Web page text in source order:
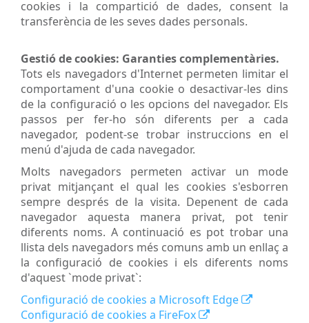
cookies i la compartició de dades, consent la
transferència de les seves dades personals.
Gestió de cookies: Garanties complementàries.
Tots els navegadors d'Internet permeten limitar el
comportament d'una cookie o desactivar-les dins
de la configuració o les opcions del navegador. Els
passos per fer-ho són diferents per a cada
navegador, podent-se trobar instruccions en el
menú d'ajuda de cada navegador.
Molts navegadors permeten activar un mode
privat mitjançant el qual les cookies s'esborren
sempre després de la visita. Depenent de cada
navegador aquesta manera privat, pot tenir
diferents noms. A continuació es pot trobar una
llista dels navegadors més comuns amb un enllaç a
la configuració de cookies i els diferents noms
d'aquest `mode privat`:
Configuració de cookies a Microsoft Edge
Configuració de cookies a FireFox